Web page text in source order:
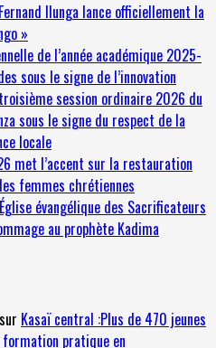
Ilunga lance officiellement la
»
de l’année académique 2025-
sous le signe de l’innovation
session ordinaire 2026 du
sous le signe du respect de la
locale
met l’accent sur la restauration
femmes chrétiennes
évangélique des Sacrificateurs
au prophète Kadima
sur Kasaï central :Plus de 470 jeunes
formation pratique en